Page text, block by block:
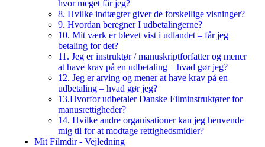
hvor meget får jeg?
8. Hvilke indtægter giver de forskellige visninger?
9. Hvordan beregner I udbetalingerne?
10. Mit værk er blevet vist i udlandet – får jeg
betaling for det?
11. Jeg er instruktør / manuskriptforfatter og mener
at have krav på en udbetaling – hvad gør jeg?
12. Jeg er arving og mener at have krav på en
udbetaling – hvad gør jeg?
13.Hvorfor udbetaler Danske Filminstruktører for
manusrettigheder?
14. Hvilke andre organisationer kan jeg henvende
mig til for at modtage rettighedsmidler?
Mit Filmdir - Vejledning